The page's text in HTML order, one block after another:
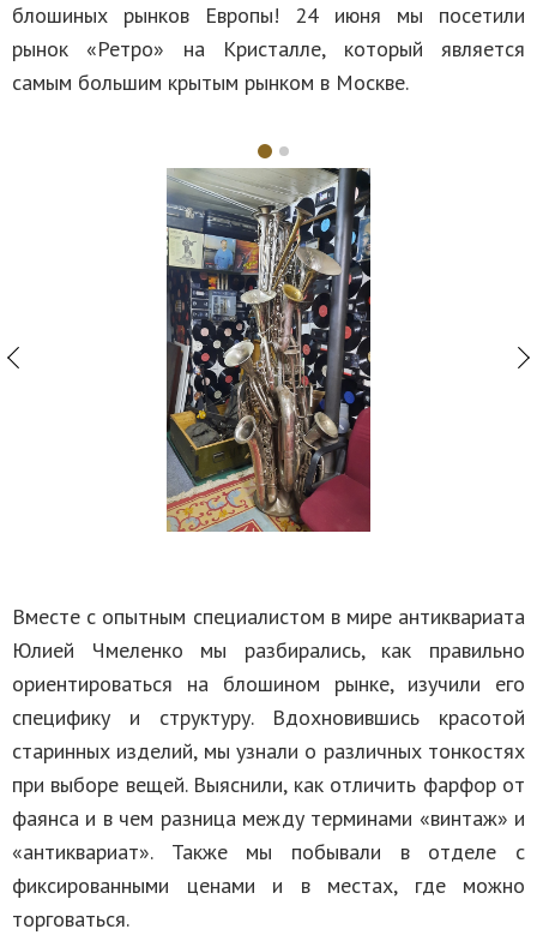
блошиных рынков Европы! 24 июня мы посетили
рынок «Ретро» на Кристалле, который является
самым большим крытым рынком в Москве.
Вместе с опытным специалистом в мире антиквариата
Юлией Чмеленко мы разбирались, как правильно
ориентироваться на блошином рынке, изучили его
специфику и структуру. Вдохновившись красотой
старинных изделий, мы узнали о различных тонкостях
при выборе вещей. Выяснили, как отличить фарфор от
фаянса и в чем разница между терминами «винтаж» и
«антиквариат». Также мы побывали в отделе с
фиксированными ценами и в местах, где можно
торговаться.